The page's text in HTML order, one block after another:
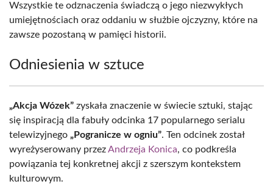
Wszystkie te odznaczenia świadczą o jego niezwykłych
umiejętnościach oraz oddaniu w służbie ojczyzny, które na
zawsze pozostaną w pamięci historii.
Odniesienia w sztuce
„Akcja Wózek” zyskała znaczenie w świecie sztuki, stając
się inspiracją dla fabuły odcinka 17 popularnego serialu
telewizyjnego „Pogranicze w ogniu”. Ten odcinek został
wyreżyserowany przezAndrzeja Konica, co podkreśla
powiązania tej konkretnej akcji z szerszym kontekstem
kulturowym.